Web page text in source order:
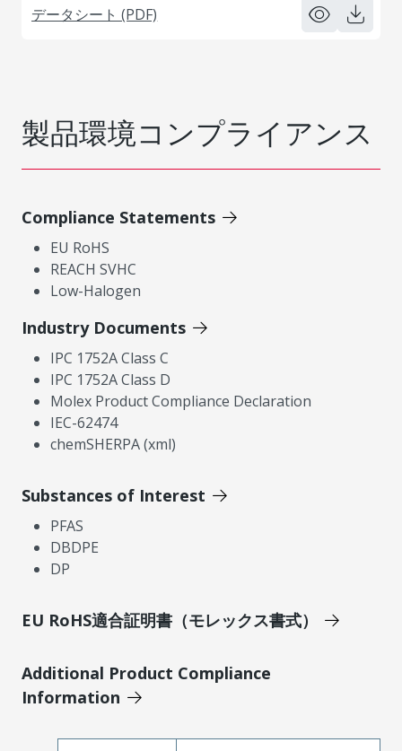
データシート (PDF)
製品環境コンプライアンス
Compliance Statements
EU RoHS
REACH SVHC
Low-Halogen
Industry Documents
IPC 1752A Class C
IPC 1752A Class D
Molex Product Compliance Declaration
IEC-62474
chemSHERPA (xml)
Substances of Interest
PFAS
DBDPE
DP
EU RoHS適合証明書（モレックス書式）
Additional Product Compliance
Information